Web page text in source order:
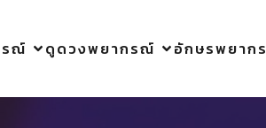
รณ์ ดูดวงพยากรณ์ อักษรพยากร